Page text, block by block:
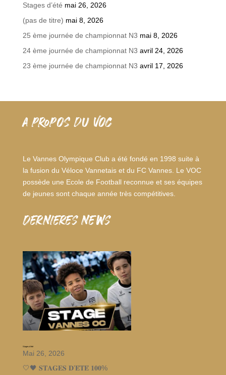
Stages d’été mai 26, 2026
(pas de titre) mai 8, 2026
25 ème journée de championnat N3 mai 8, 2026
24 ème journée de championnat N3 avril 24, 2026
23 ème journée de championnat N3 avril 17, 2026
A PROPOS DU VOC
Le Vannes Olympique Club a été fondé en 1998 suite à
la fusion du Véloce Vannetais et du FC Vannes. Le VOC
possède une Ecole de Football reconnue et ses équipes
de jeunes sont chaque année très compétitives.
dernieres news
Stages d’été
Mai 26, 2026
🤍🖤 𝐒𝐓𝐀𝐆𝐄𝐒 𝐃’𝐄́𝐓𝐄́ 𝟏𝟎𝟎%